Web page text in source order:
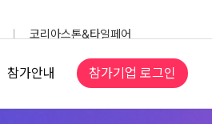
코리아스톤&타일페어
참가안내 참가기업 로그인